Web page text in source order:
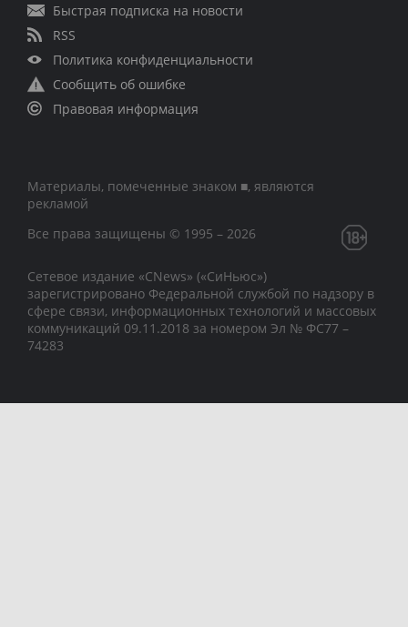
Быстрая подписка на новости
RSS
Политика конфиденциальности
Сообщить об ошибке
Правовая информация
Материалы, помеченные знаком ■, являются
рекламой
Все права защищены © 1995 – 2026
Сетевое издание «CNews» («СиНьюс»)
зарегистрировано Федеральной службой по надзору в
сфере связи, информационных технологий и массовых
коммуникаций 09.11.2018 за номером Эл № ФС77 –
74283